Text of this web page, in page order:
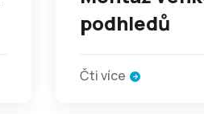
podhledů
Čti více